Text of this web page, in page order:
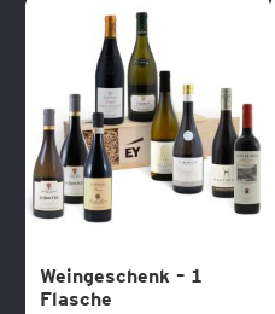
Weingeschenk – 1
Flasche